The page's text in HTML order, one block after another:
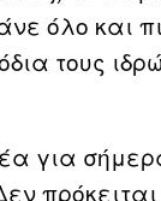
όλο και
τους
για